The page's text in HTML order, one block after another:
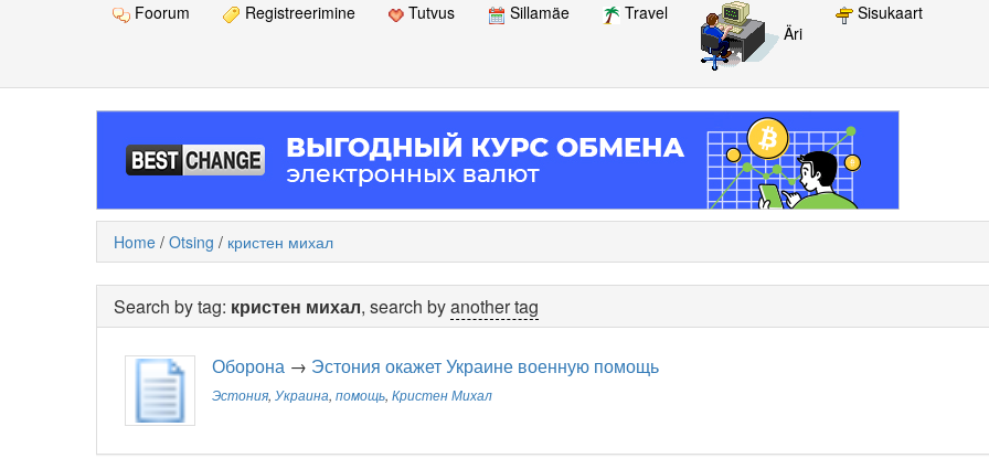
Foorum Registreerimine Tutvus Sillamäe
Travel
Äri
Sisukaart
Home / Otsing / кристен михал
Search by tag: кристен михал, search byanother tag
Оборона → Эстония окажет Украине военную помощь
Эстония, Украина, помощь, Кристен Михал